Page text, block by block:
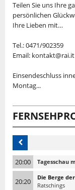
Teilen Sie uns Ihre
persönlichen
Ihre Lieben mit…
Tel.: 0471/902359
Email: kontakt@rai.it
Einsendeschluss
Montag...
20:00 Tagesschau
20:20
Die Berge
Ratschings